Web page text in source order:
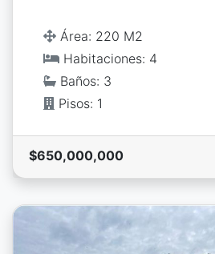
Área: 220 M2
Habitaciones: 4
Baños: 3
Pisos: 1
$650,000,000